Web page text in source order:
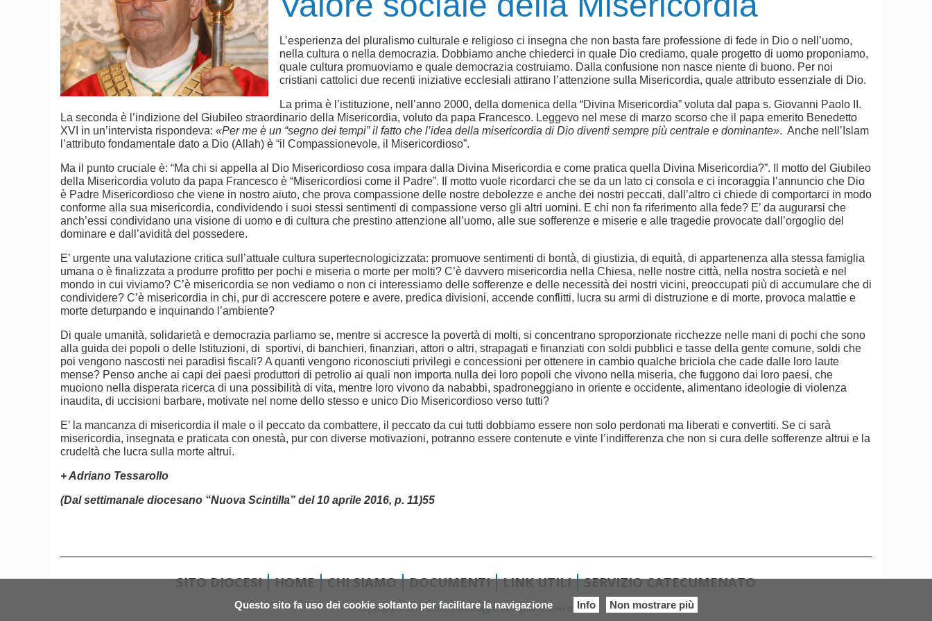
Questo sito fa uso dei cookie soltanto per facilitare la navigazione Info Non mostrare più
L’esperienza del pluralismo culturale e religioso ci insegna che non basta fare professione di fede in Dio o nell’uomo,
nella cultura o nella democrazia. Dobbiamo anche chiederci in quale Dio crediamo, quale progetto di uomo proponiamo,
quale cultura promuoviamo e quale democrazia costruiamo. Dalla confusione non nasce niente di buono. Per noi
cristiani cattolici due recenti iniziative ecclesiali attirano l’attenzione sulla Misericordia, quale attributo essenziale di Dio.
La prima è l’istituzione, nell’anno 2000, della domenica della “Divina Misericordia” voluta dal papa s. Giovanni Paolo II.
La seconda è l’indizione del Giubileo straordinario della Misericordia, voluto da papa Francesco. Leggevo nel mese di marzo scorso che il papa emerito Benedetto
XVI in un’intervista rispondeva: «Per me è un “segno dei tempi” il fatto che l’idea della misericordia di Dio diventi sempre più centrale e dominante». Anche nell’Islam
l’attributo fondamentale dato a Dio (Allah) è “il Compassionevole, il Misericordioso”.
Ma il punto cruciale è: “Ma chi si appella al Dio Misericordioso cosa impara dalla Divina Misericordia e come pratica quella Divina Misericordia?”. Il motto del Giubileo
della Misericordia voluto da papa Francesco è “Misericordiosi come il Padre”. Il motto vuole ricordarci che se da un lato ci consola e ci incoraggia l’annuncio che Dio
è Padre Misericordioso che viene in nostro aiuto, che prova compassione delle nostre debolezze e anche dei nostri peccati, dall’altro ci chiede di comportarci in modo
conforme alla sua misericordia, condividendo i suoi stessi sentimenti di compassione verso gli altri uomini. E chi non fa riferimento alla fede? E’ da augurarsi che
anch’essi condividano una visione di uomo e di cultura che prestino attenzione all’uomo, alle sue sofferenze e miserie e alle tragedie provocate dall’orgoglio del
dominare e dall’avidità del possedere.
E’ urgente una valutazione critica sull’attuale cultura supertecnologicizzata: promuove sentimenti di bontà, di giustizia, di equità, di appartenenza alla stessa famiglia
umana o è finalizzata a produrre profitto per pochi e miseria o morte per molti? C’è davvero misericordia nella Chiesa, nelle nostre città, nella nostra società e nel
mondo in cui viviamo? C’è misericordia se non vediamo o non ci interessiamo delle sofferenze e delle necessità dei nostri vicini, preoccupati più di accumulare che di
condividere? C’è misericordia in chi, pur di accrescere potere e avere, predica divisioni, accende conflitti, lucra su armi di distruzione e di morte, provoca malattie e
morte deturpando e inquinando l’ambiente?
Di quale umanità, solidarietà e democrazia parliamo se, mentre si accresce la povertà di molti, si concentrano sproporzionate ricchezze nelle mani di pochi che sono
alla guida dei popoli o delle Istituzioni, di sportivi, di banchieri, finanziari, attori o altri, strapagati e finanziati con soldi pubblici e tasse della gente comune, soldi che
poi vengono nascosti nei paradisi fiscali? A quanti vengono riconosciuti privilegi e concessioni per ottenere in cambio qualche briciola che cade dalle loro laute
mense? Penso anche ai capi dei paesi produttori di petrolio ai quali non importa nulla dei loro popoli che vivono nella miseria, che fuggono dai loro paesi, che
muoiono nella disperata ricerca di una possibilità di vita, mentre loro vivono da nababbi, spadroneggiano in oriente e occidente, alimentano ideologie di violenza
inaudita, di uccisioni barbare, motivate nel nome dello stesso e unico Dio Misericordioso verso tutti?
E’ la mancanza di misericordia il male o il peccato da combattere, il peccato da cui tutti dobbiamo essere non solo perdonati ma liberati e convertiti. Se ci sarà
misericordia, insegnata e praticata con onestà, pur con diverse motivazioni, potranno essere contenute e vinte l’indifferenza che non si cura delle sofferenze altrui e la
crudeltà che lucra sulla morte altrui.
+ Adriano Tessarollo
(Dal settimanale diocesano “Nuova Scintilla” del 10 aprile 2016, p. 11)55
SITO DIOCESI HOME CHI SIAMO DOCUMENTI LINK UTILI SERVIZIO CATECUMENATO
Copyright © 2018.Diocesi di Chioggia.All Rights Reserved.